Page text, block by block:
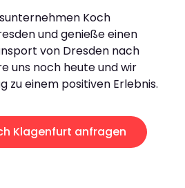
Koch
und genieße einen
von Dresden nach
uns noch heute und wir
zu einem positiven Erlebnis.
Klagenfurt anfragen